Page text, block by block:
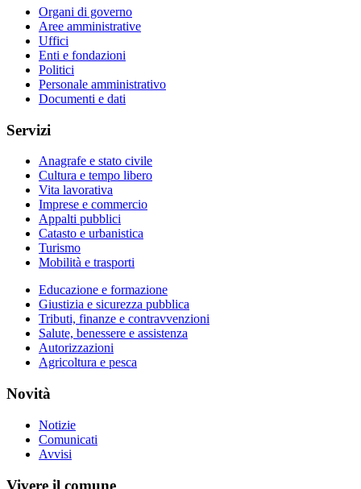
Organi di governo
Aree amministrative
Uffici
Enti e fondazioni
Politici
Personale amministrativo
Documenti e dati
Servizi
Anagrafe e stato civile
Cultura e tempo libero
Vita lavorativa
Imprese e commercio
Appalti pubblici
Catasto e urbanistica
Turismo
Mobilità e trasporti
Educazione e formazione
Giustizia e sicurezza pubblica
Tributi, finanze e contravvenzioni
Salute, benessere e assistenza
Autorizzazioni
Agricoltura e pesca
Novità
Notizie
Comunicati
Avvisi
Vivere il comune